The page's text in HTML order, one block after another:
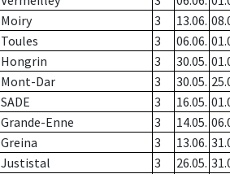
Moiry 3 13.06.
Toules 3 06.06.
Hongrin 3 30.05.
Mont-Dar 3 30.05.
SADE 3 16.05.
Grande-Enne 3 14.05.
Greina 3 13.06.
Justistal 3 26.05.